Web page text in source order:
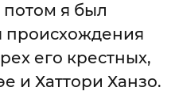
потом я был
происхождения
его крестных,
и Хаттори Ханзо.